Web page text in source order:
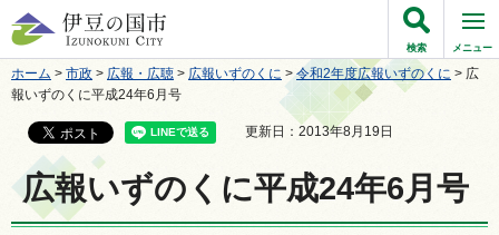
伊豆の国市
検索 メニュー
ホーム > 市政 > 広報・広聴 > 広報いずのくに >令和2年度広報いずのくに > 広
報いずのくに平成24年6月号
更新日：2013年8月19日
広報いずのくに平成24年6月号